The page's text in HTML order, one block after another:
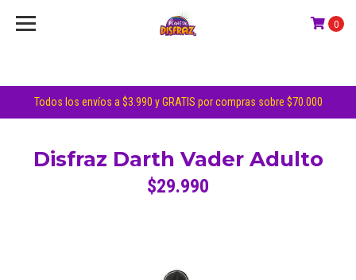
Todos los envíos a $3.990 y GRATIS por compras sobre $70.000
0
Disfraz Darth Vader Adulto
$29.990